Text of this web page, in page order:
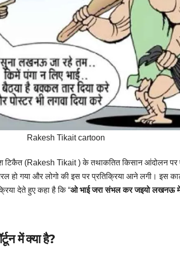
Rakesh Tikait cartoon
टिकैत (Rakesh Tikait ) के तथाकतित किसान आंदोलन पर
हो गया और लोगो की इस पर प्रतिक्रिया आने लगी। इस
देते हुए कहा है कि “ओ भाई जरा संभल कर जइयो लखनऊ
में क्या है?